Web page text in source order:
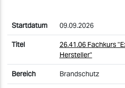
09.09.2026
26.41.06 Fachkurs
Hersteller"
Brandschutz